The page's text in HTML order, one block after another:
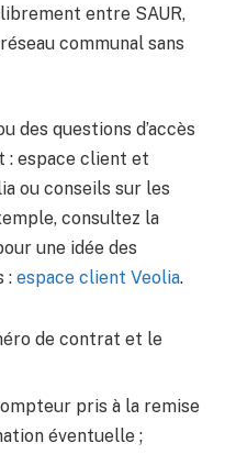
librement entre SAUR,
communal sans
des questions d’accès
: espace client et
ou conseils sur les
consultez la
une idée des
: espace client Veolia.
de contrat et le
pris à la remise
éventuelle ;